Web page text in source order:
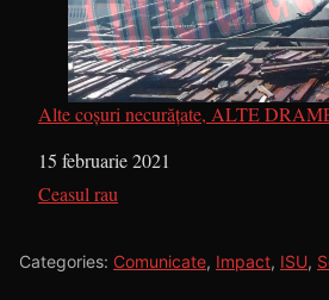
Alte coșuri necurățate, ALTE
Dată
15 februarie 2021
În legătură cu
Ceasul rau
Categories: Comunicate, Impact, ISU,